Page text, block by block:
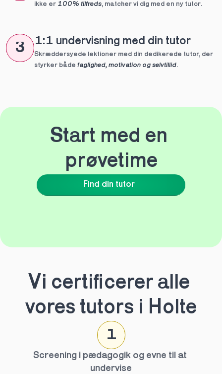
ikke er 100% tilfreds, matcher vi dig med en ny tutor.
3 1:1 undervisning med din tutor
Skræddersyede lektioner med din dedikerede tutor, der
styrker både faglighed, motivation og selvtillid.
Find din tutor
Start med en
prøvetime
Vi certificerer alle
vores tutors i Holte
1
Screening i pædagogik og evne til at
undervise